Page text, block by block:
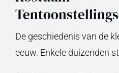
De geschiedenis van de
eeuw. Enkele duizenden